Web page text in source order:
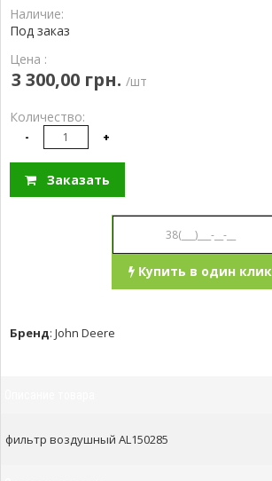
Наличие:
Под заказ
Цена :
3 300,00 грн. /шт
Количество:
- +
Заказать
Купить в один клик
Бренд: John Deere
фильтр воздушный AL150285